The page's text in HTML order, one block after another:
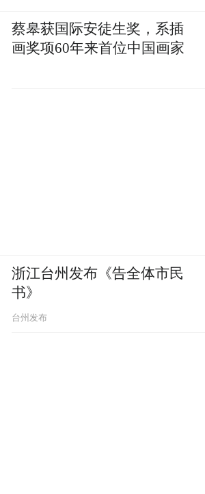
蔡皋获国际安徒生奖，系插
画奖项60年来首位中国画家
浙江台州发布《告全体市民
书》
台州发布